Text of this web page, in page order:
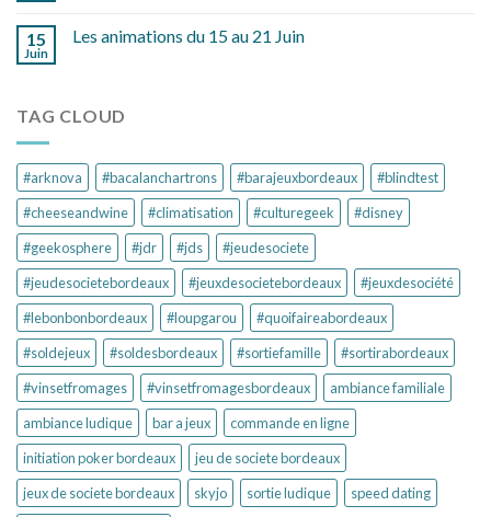
15
Juin
Les animations du 15 au 21 Juin
TAG CLOUD
#arknova #bacalanchartrons #barajeuxbordeaux
#blindtest
#cheeseandwine
#climatisation #culturegeek
#disney
#geekosphere
#jdr #jds
#jeudesociete
#jeudesocietebordeaux
#jeuxdesocietebordeaux
#jeuxdesociété
#lebonbonbordeaux
#loupgarou
#quoifaireabordeaux
#soldejeux
#soldesbordeaux #sortiefamille
#sortirabordeaux
#vinsetfromages
#vinsetfromagesbordeaux
ambiance familiale
ambiance ludique
bar a jeux
commande en ligne
initiation poker bordeaux
jeu de societe bordeaux
jeux de societe bordeaux
skyjo sortie ludique
speed dating